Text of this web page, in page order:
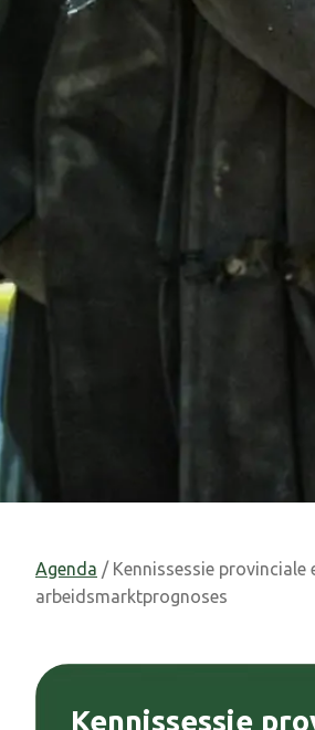
Agenda / Kennissessie provinciale
arbeidsmarktprognoses
Kennissessie